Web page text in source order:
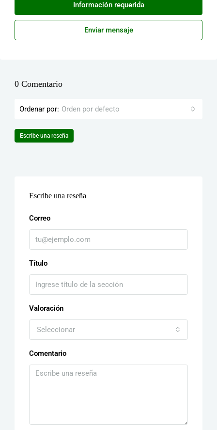
Información requerida
Enviar mensaje
0 Comentario
Ordenar por: Orden por defecto
Escribe una reseña
Escribe una reseña
Correo
Título
Valoración
Seleccionar
Comentario